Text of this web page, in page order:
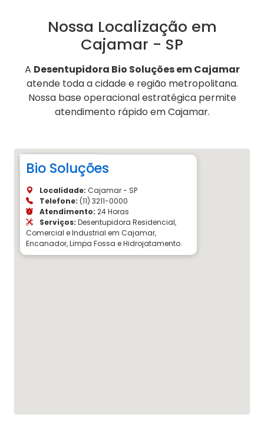
Nossa Localização em
Cajamar - SP
A Desentupidora Bio Soluções em Cajamar
atende toda a cidade e região metropolitana.
Nossa base operacional estratégica permite
atendimento rápido em Cajamar.
Bio Soluções
Localidade: Cajamar - SP
Telefone: (11) 3211-0000
Atendimento: 24 Horas
Serviços: Desentupidora Residencial,
Comercial e Industrial em Cajamar,
Encanador, Limpa Fossa e Hidrojatamento.